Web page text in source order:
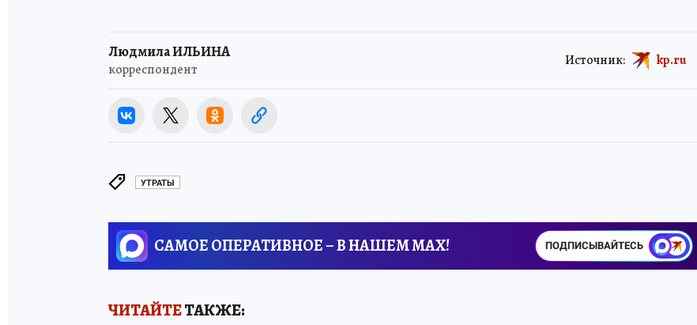
Людмила ИЛЬИНА
корреспондент
Источник: kp.ru
УТРАТЫ
САМОЕ ОПЕРАТИВНОЕ – В НАШЕМ MAX! ПОДПИСЫВАЙТЕСЬ
ЧИТАЙТЕТАКЖЕ: